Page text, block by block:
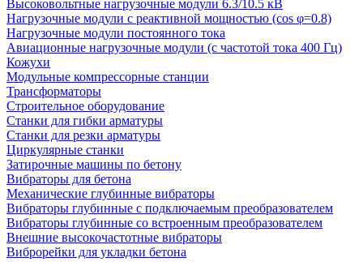
Высоковольтные нагрузочные модули 6.3/10.5 кВ
Нагрузочные модули с реактивной мощностью (cos φ=0.8)
Нагрузочные модули постоянного тока
Авиационные нагрузочные модули (с частотой тока 400 Гц)
Кожухи
Модульные компрессорные станции
Трансформаторы
Строительное оборудование
Станки для гибки арматуры
Станки для резки арматуры
Циркулярные станки
Затирочные машины по бетону
Вибраторы для бетона
Механические глубинные вибраторы
Вибраторы глубинные с подключаемым преобразователем
Вибраторы глубинные со встроенным преобразователем
Внешние высокочастотные вибраторы
Виброрейки для укладки бетона